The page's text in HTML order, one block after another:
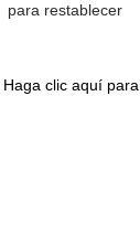
para restablecer
Haga clic aquí para